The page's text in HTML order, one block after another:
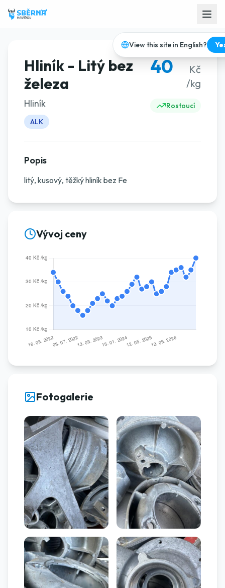
View this site in English?
Hliník - Litý bez
železa
Hliník
ALK
40
Kč
/kg
Rostoucí
Popis
litý, kusový, těžký hliník bez Fe
Vývoj ceny
Fotogalerie